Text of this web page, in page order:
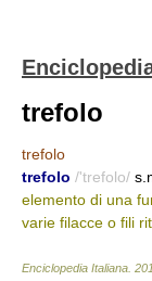
trefolo
trefolo
trefolo /'trefolo/
elemento di una
varie filacce o fili
Enciclopedia Italiana